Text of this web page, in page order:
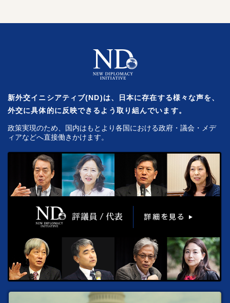
新外交イニシアティブ(ND)は、日本に存在する様々な声を、
外交に具体的に反映できるよう取り組んでいます。
政策実現のため、国内はもとより各国における政府・議会・メデ
ィアなどへ直接働きかけます。